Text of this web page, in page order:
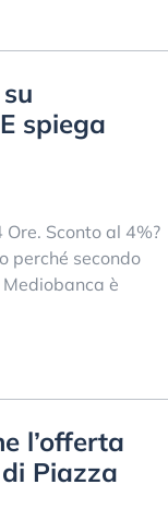
spiega
Sconto al 4%?
perché secondo
è
l’offerta
Piazza